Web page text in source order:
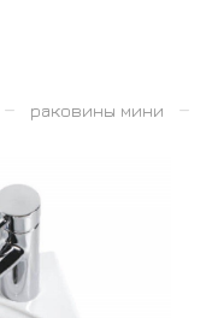
– раковины мини –